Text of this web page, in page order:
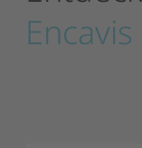
Encavis